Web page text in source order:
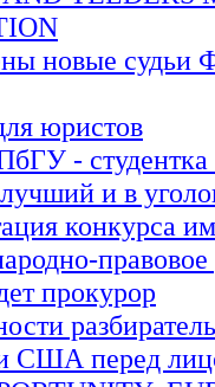
новые
юристов
-
и в
конкурса
правовое
прокурор
США перед